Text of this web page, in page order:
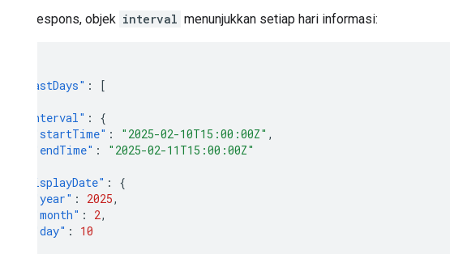
Dalam respons, objek interval menunjukkan setiap hari informasi:
"forecastDays" :
[
"interval" :
{
"startTime" : "2025-02-10T15:00:00Z" ,
"endTime" :
"2025-02-11T15:00:00Z"
"displayDate" :
{
"year" : 2025,
"month" : 2,
"day" :
10